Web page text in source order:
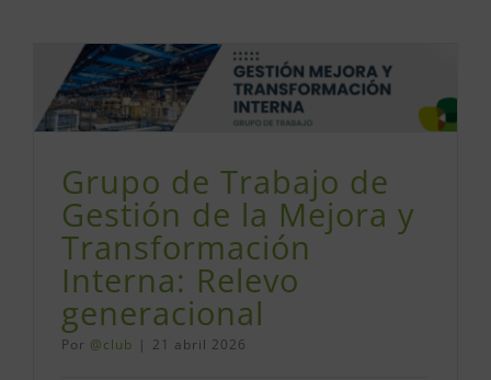
Grupo de Trabajo de
Gestión de la Mejora y
Transformación
Interna: Relevo
generacional
Por @club | 21 abril 2026